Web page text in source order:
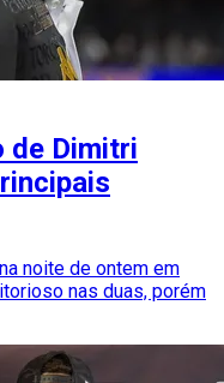
de Dimitri
noite de ontem em
nas duas, porém